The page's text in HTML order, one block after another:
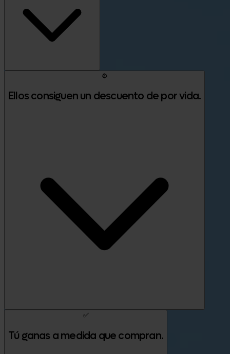
⚙️
Ellos consiguen un descuento de por vida.
✅
Tú ganas a medida que compran.